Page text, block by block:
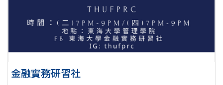
金融實務研習社